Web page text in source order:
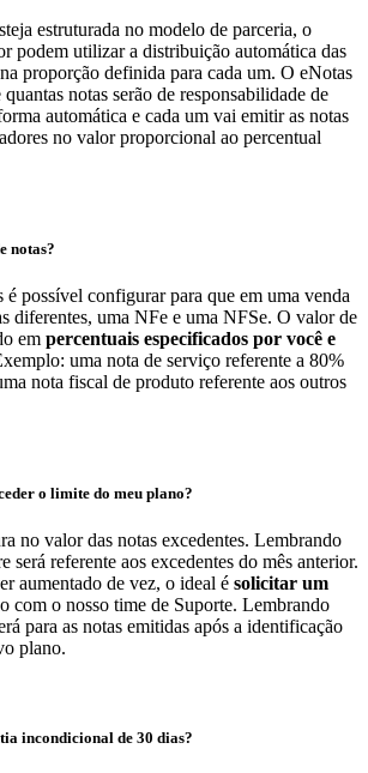
estruturada no modelo de parceria, o
podem utilizar a distribuição automática das
proporção definida para cada um. O eNotas
notas serão de responsabilidade de
automática e cada um vai emitir as notas
no valor proporcional ao percentual
notas?
possível configurar para que em uma venda
diferentes, uma NFe e uma NFSe. O valor de
em percentuais especificados por você e
uma nota de serviço referente a 80%
nota fiscal de produto referente aos outros
o limite do meu plano?
no valor das notas excedentes. Lembrando
será referente aos excedentes do mês anterior.
aumentado de vez, o ideal é solicitar um
com o nosso time de Suporte. Lembrando
para as notas emitidas após a identificação
plano.
incondicional de 30 dias?